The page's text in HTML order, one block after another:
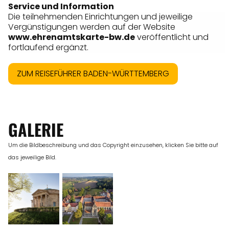
Service und Information
Die teilnehmenden Einrichtungen und jeweilige
Vergünstigungen werden auf der Website
www.ehrenamtskarte-bw.deveröffentlicht und
fortlaufend ergänzt.
ZUM REISEFÜHRER BADEN-WÜRTTEMBERG
GALERIE
Um die Bildbeschreibung und das Copyright einzusehen, klicken Sie bitte auf
das jeweilige Bild.